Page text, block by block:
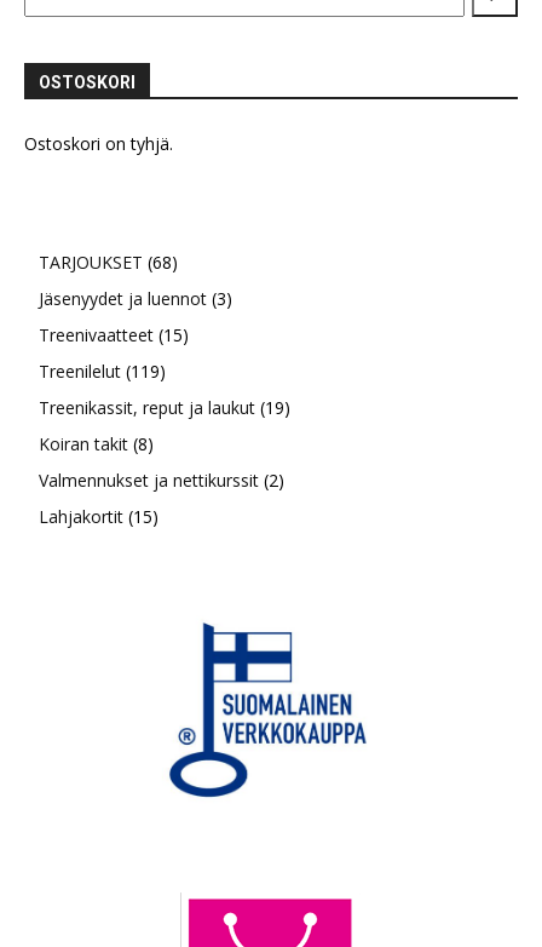
sivulla.
OSTOSKORI
Ostoskori on tyhjä.
TARJOUKSET 6868
tuotetta
Jäsenyydet ja luennot 33
Treenivaatteet 1515
Treenilelut 119119
tuotetta
Treenikassit, reput ja laukut 1919
Koiran takit 88
tuotetta
Valmennukset ja nettikurssit 22
Lahjakortit 1515